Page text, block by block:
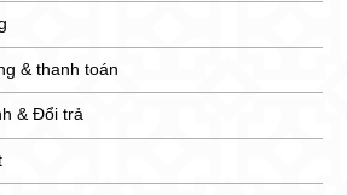
& thanh toán
& Đổi trả